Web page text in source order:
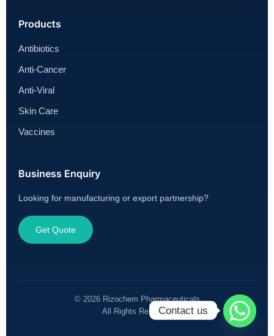
Products
Antibiotics
Anti-Cancer
Anti-Viral
Skin Care
Vaccines
Business Enquiry
Looking for manufacturing or export partnership?
Get Quote
© 2026 Rizochem Pharmaceuticals
All Rights ReservedContact us